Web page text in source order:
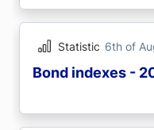
Statistic 6th of
Bond indexes -